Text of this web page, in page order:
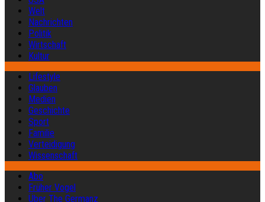
Welt
Nachrichten
Politik
Wirtschaft
Kultur
Lifestyle
Glauben
Medien
Geschichte
Sport
Familie
Verteidigung
Wissenschaft
Abo
Früher Vogel
Über The Germanz